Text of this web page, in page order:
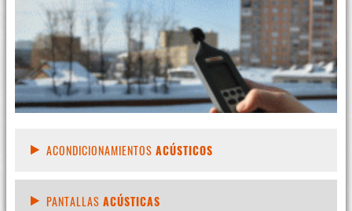
ACONDICIONAMIENTOS ACÚSTICOS
PANTALLAS ACÚSTICAS